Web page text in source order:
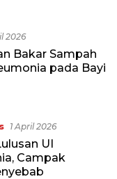
2026
Bakar Sampah
pada Bayi
1 April 2026
UI
Campak